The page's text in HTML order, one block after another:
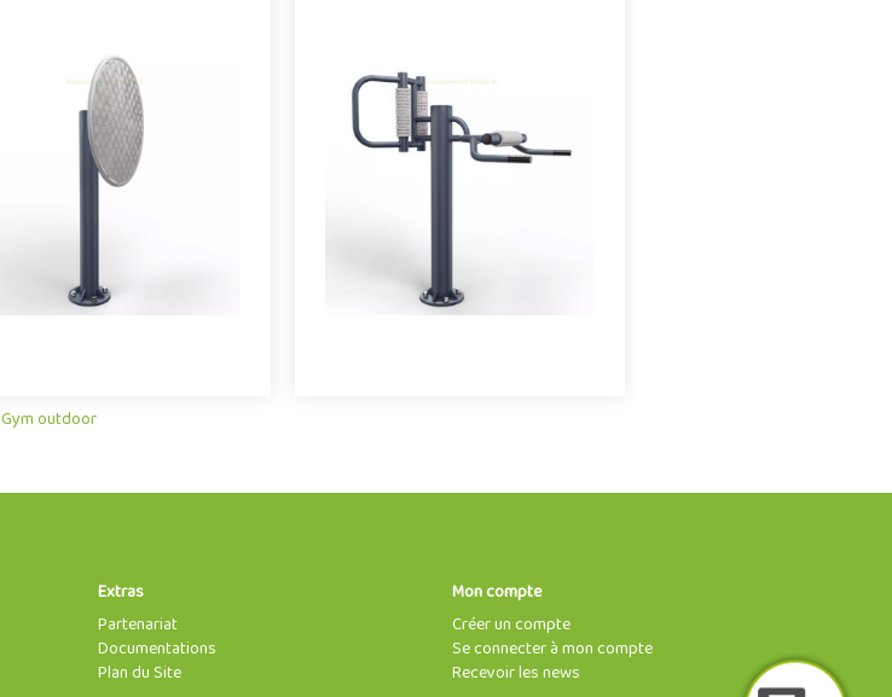
Agrès de Fitness Roue
Agrès de fitness de plein air
conjuguant activités sportives et
expériences ludiques, la Roue se
démarque par son caractère à..
Agrès de Fitness Masseur
Idéal pour compléter les agrès
proposés sur les aires de fitness
extérieures, le Masseur permet de
détendre et soulager les m..
Gym outdoor
Extras
Partenariat
Documentations
Plan du Site
Mon compte
Créer un compte
Se connecter à mon compte
Recevoir les news